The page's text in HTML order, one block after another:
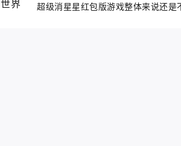
超级消星星红包版游戏整体来说还是